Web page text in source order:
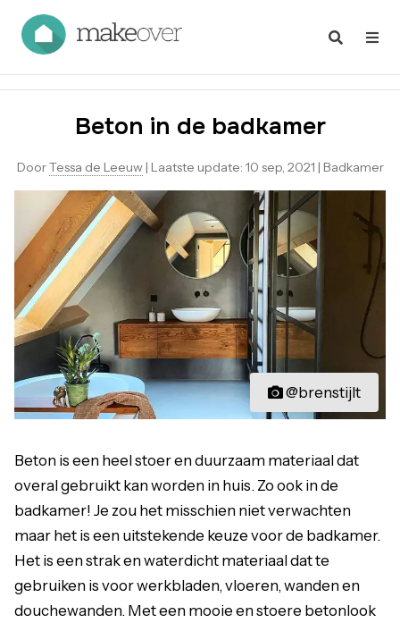
Beton in de badkamer
DoorTessa de Leeuw | Laatste update: 10 sep, 2021 | Badkamer
@brenstijlt
Beton is een heel stoer en duurzaam materiaal dat
overal gebruikt kan worden in huis. Zo ook in de
badkamer! Je zou het misschien niet verwachten
maar het is een uitstekende keuze voor de badkamer.
Het is een strak en waterdicht materiaal dat te
gebruiken is voor werkbladen, vloeren, wanden en
douchewanden. Met een mooie en stoere betonlook